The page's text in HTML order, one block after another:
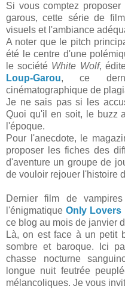
Si vous comptez
garous, cette série de
visuels et l'ambiance
A noter que le pitch
été le centre d'une
le société White Wolf,
Loup-Garou, ce
cinématographique de
Je ne sais pas si les
Quoi qu'il en soit, le buzz
l'époque.
Pour l'anecdote, le
proposer les fiches des
d'aventure un groupe de
de vouloir rejouer l'histoire
Dernier film de
l'énigmatique Only Lovers
ce blog au mois de janvier
Là, on est face à un petit
sombre et baroque. Ici
chasse nocturne
longue nuit feutrée
mélancoliques. Je vous